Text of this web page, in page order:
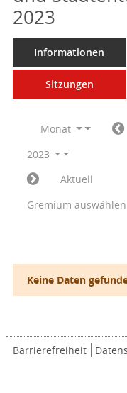
2023
Informationen
Sitzungen
Monat
2023
Aktuell
Gremium auswählen
Keine Daten
Barrierefreiheit